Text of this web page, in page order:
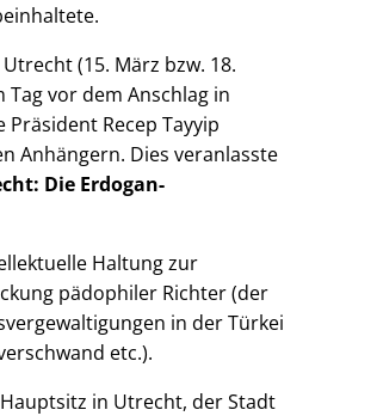
(15. März bzw. 18.
vor dem Anschlag in
Recep Tayyip
Anhängern. Dies veranlasste
Die Erdogan-
Haltung zur
pädophiler Richter (der
in der Türkei
etc.).
in Utrecht, der Stadt